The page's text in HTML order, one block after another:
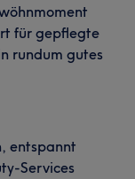
für gepflegte
rundum gutes
entspannt
Services